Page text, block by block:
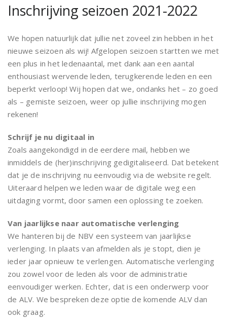
Inschrijving seizoen 2021-2022
We hopen natuurlijk dat jullie net zoveel zin hebben in het
nieuwe seizoen als wij! Afgelopen seizoen startten we met
een plus in het ledenaantal, met dank aan een aantal
enthousiast wervende leden, terugkerende leden en een
beperkt verloop! Wij hopen dat we, ondanks het – zo goed
als – gemiste seizoen, weer op jullie inschrijving mogen
rekenen!
Schrijf je nu digitaal in
Zoals aangekondigd in de eerdere mail, hebben we
inmiddels de (her)inschrijving gedigitaliseerd. Dat betekent
dat je de inschrijving nu eenvoudig via de website regelt.
Uiteraard helpen we leden waar de digitale weg een
uitdaging vormt, door samen een oplossing te zoeken.
Van jaarlijkse naar automatische verlenging
We hanteren bij de NBV een systeem van jaarlijkse
verlenging. In plaats van afmelden als je stopt, dien je
ieder jaar opnieuw te verlengen. Automatische verlenging
zou zowel voor de leden als voor de administratie
eenvoudiger werken. Echter, dat is een onderwerp voor
de ALV. We bespreken deze optie de komende ALV dan
ook graag.